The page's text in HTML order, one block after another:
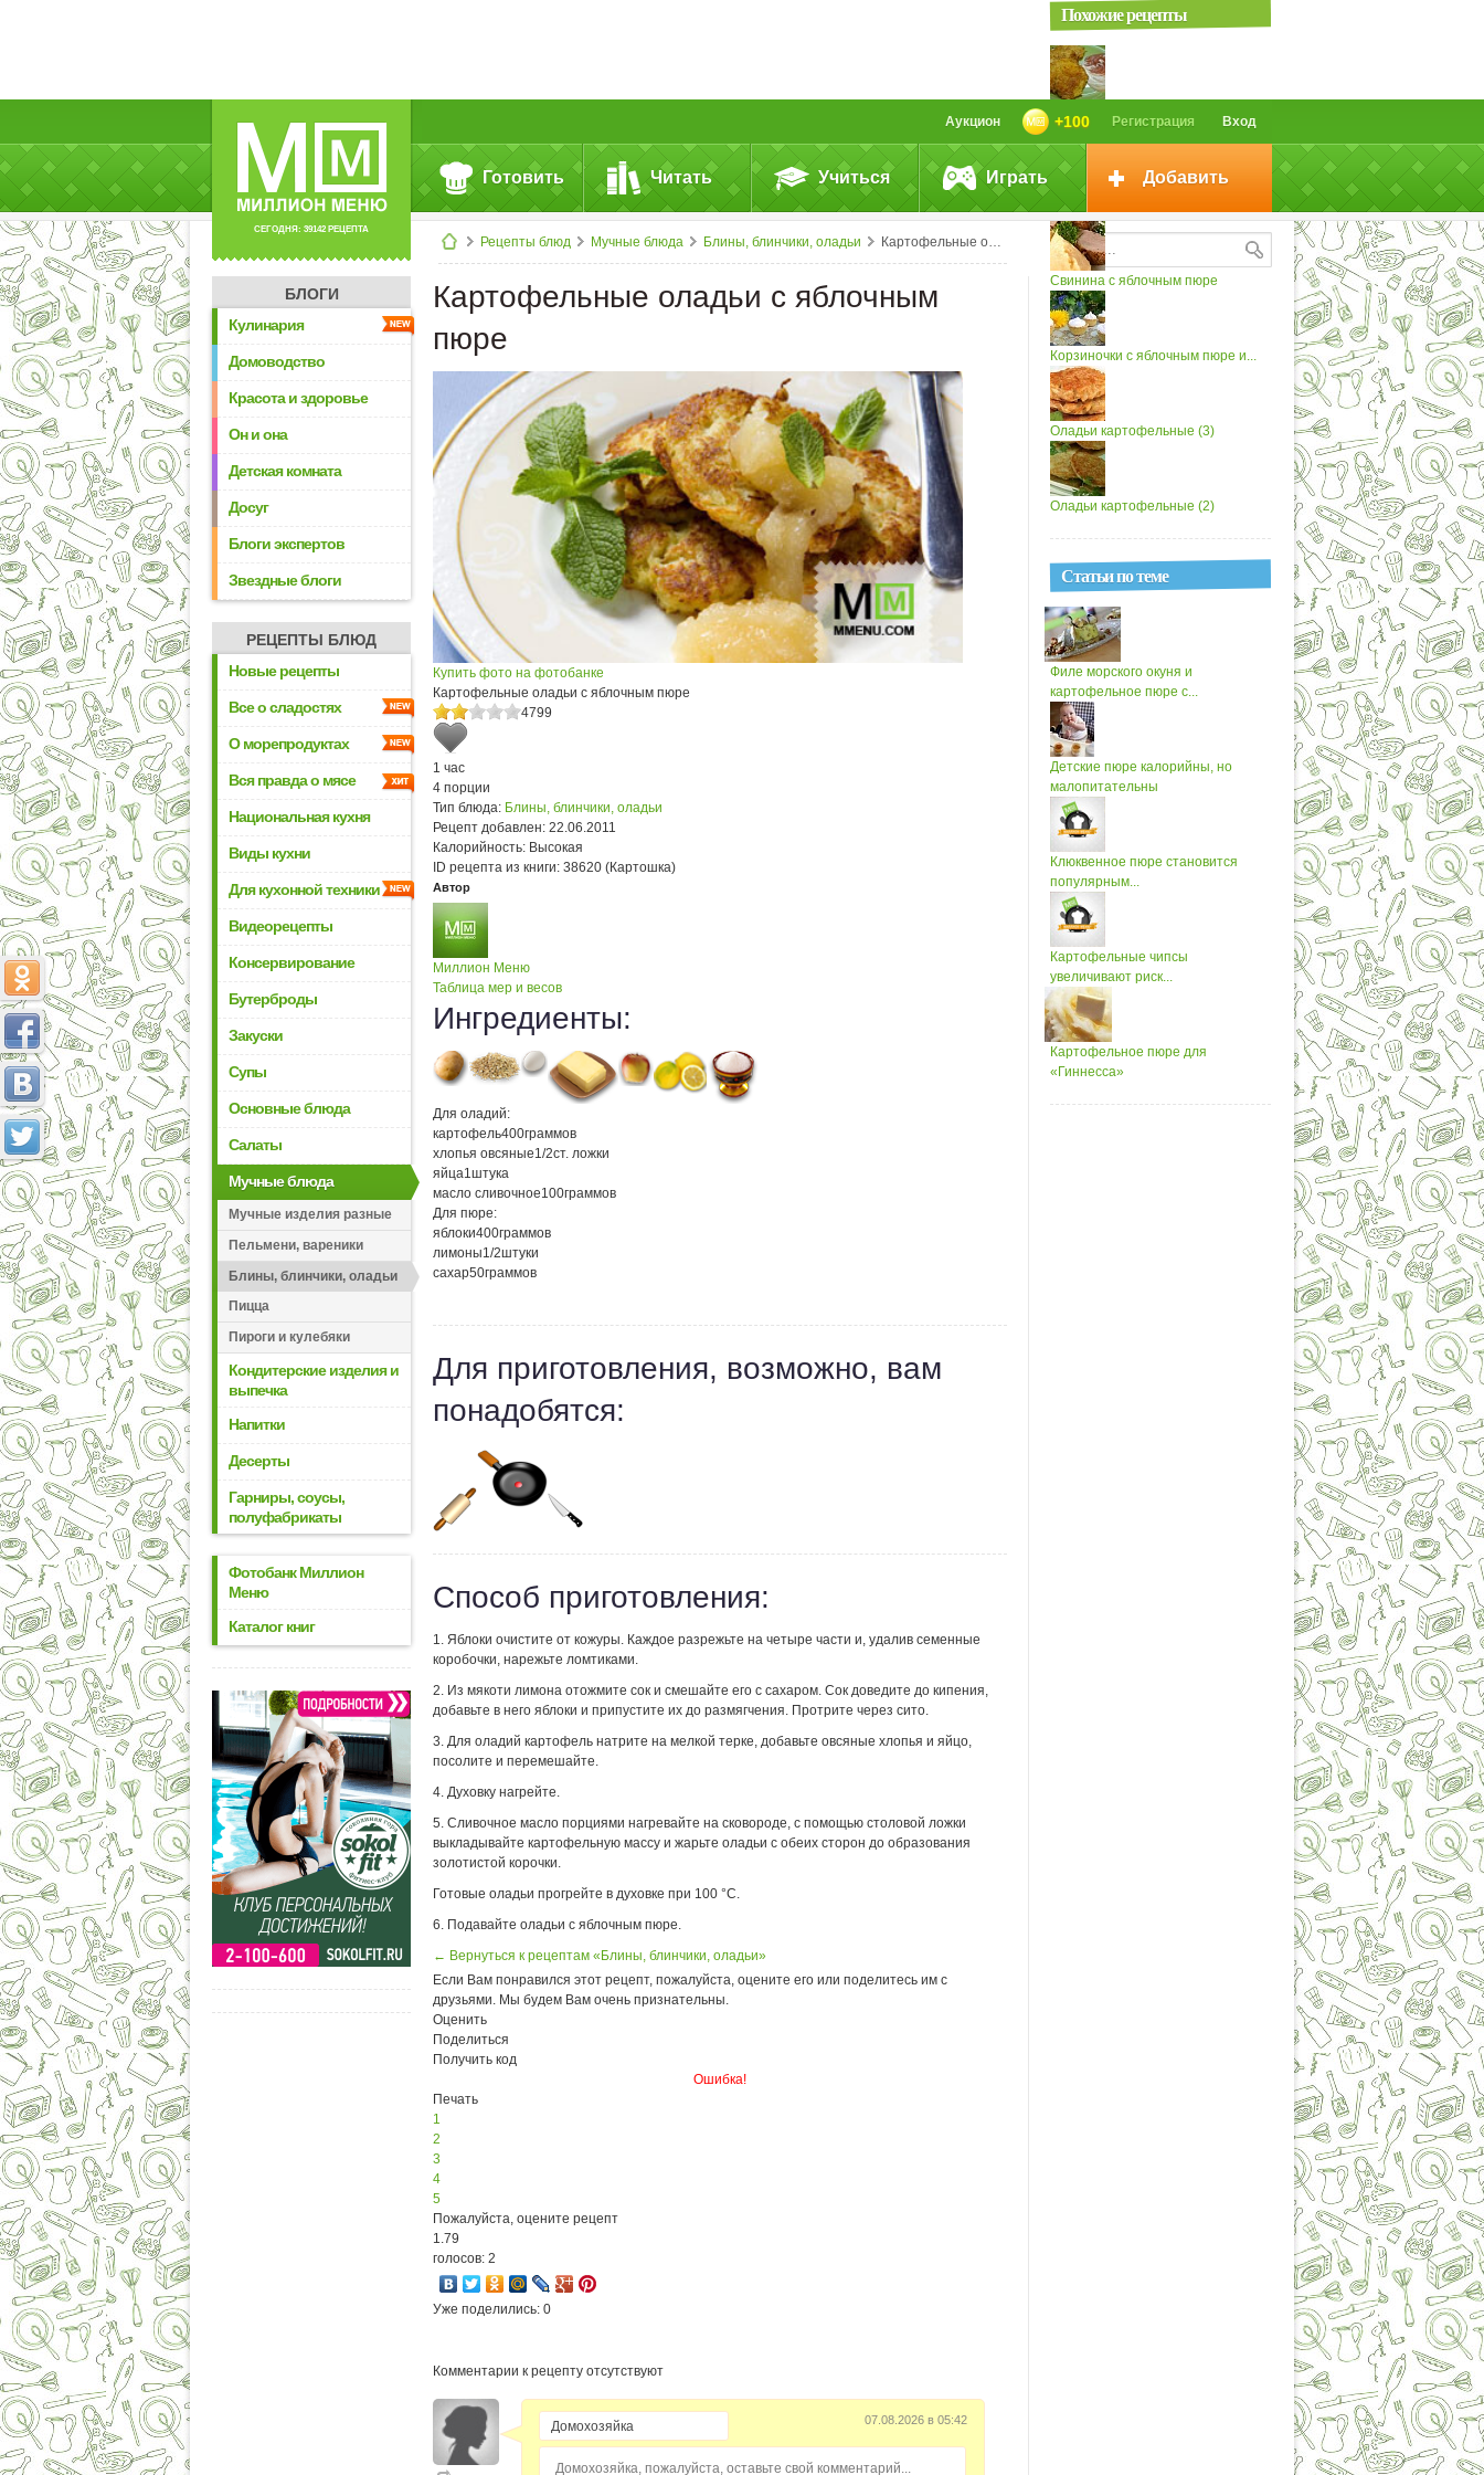
СЕГОДНЯ: 39142 РЕЦЕПТА
Вход
Регистрация
+100
Аукцион
Готовить Читать Учиться Играть Добавить
Рецепты блюд Мучные блюда Блины, блинчики, оладьи Картофельные оладьи с яблочным пюре
БЛОГИ
Кулинария
Домоводство
Красота и здоровье
Он и она
Детская комната
Досуг
Блоги экспертов
Звездные блоги
РЕЦЕПТЫ БЛЮД
Новые рецепты
Все о сладостях
О морепродуктах
Вся правда о мясе
Национальная кухня
Виды кухни
Для кухонной техники
Видеорецепты
Консервирование
Бутерброды
Закуски
Супы
Основные блюда
Салаты
Мучные блюда
Мучные изделия разные
Пельмени, вареники
Блины, блинчики, оладьи
Пицца
Пироги и кулебяки
Кондитерские изделия и
выпечка
Напитки
Десерты
Гарниры, соусы,
полуфабрикаты
Фотобанк Миллион
Меню
Каталог книг
Картофельные оладьи с яблочным
пюре
Купить фото на фотобанке
Картофельные оладьи с яблочным пюре
4799
1 час
4 порции
Тип блюда: Блины, блинчики, оладьи
Рецепт добавлен: 22.06.2011
Калорийность: Высокая
ID рецепта из книги: 38620 (Картошка)
Автор
Миллион Меню
Таблица мер и весов
Ингредиенты:
Для оладий:
картофель400граммов
хлопья овсяные1/2ст. ложки
яйца1штука
масло сливочное100граммов
Для пюре:
яблоки400граммов
лимоны1/2штуки
сахар50граммов
Для приготовления, возможно, вам
понадобятся:
Способ приготовления:
1. Яблоки очистите от кожуры. Каждое разрежьте на четыре части и, удалив семенные
коробочки, нарежьте ломтиками.
2. Из мякоти лимона отожмите сок и смешайте его с сахаром. Сок доведите до кипения,
добавьте в него яблоки и припустите их до размягчения. Протрите через сито.
3. Для оладий картофель натрите на мелкой терке, добавьте овсяные хлопья и яйцо,
посолите и перемешайте.
4. Духовку нагрейте.
5. Сливочное масло порциями нагревайте на сковороде, с помощью столовой ложки
выкладывайте картофельную массу и жарьте оладьи с обеих сторон до образования
золотистой корочки.
Готовые оладьи прогрейте в духовке при 100 °C.
6. Подавайте оладьи с яблочным пюре.
← Вернуться к рецептам «Блины, блинчики, оладьи»
Если Вам понравился этот рецепт, пожалуйста, оцените его или поделитесь им с
друзьями. Мы будем Вам очень признательны.
Оценить
Поделиться
Получить код
Ошибка!
Печать
1
2
3
4
5
Пожалуйста, оцените рецепт
1.79
голосов: 2
Уже поделились: 0
Комментарии к рецепту отсутствуют
07.08.2026 в 05:42
Домохозяйка, пожалуйста, оставьте свой комментарий...
Похожие рецепты
Картофельные оладьи
с грушевым...
Свинина с яблочным пюре
Корзиночки с яблочным пюре и...
Оладьи картофельные (3)
Оладьи картофельные (2)
Статьи по теме
Филе морского окуня и
картофельное пюре с...
Детские пюре калорийны, но
малопитательны
Клюквенное пюре становится
популярным...
Картофельные чипсы
увеличивают риск...
Картофельное пюре для
«Гиннесса»